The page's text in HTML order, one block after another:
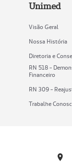
Unimed
Visão Geral
Nossa História
Diretoria e
RN 518 -
Financeiro
RN 309 -
Trabalhe